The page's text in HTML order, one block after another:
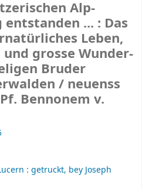
Alp-
entstanden ... : Das
Leben,
grosse Wunder-
Bruder
/ neuenss
Bennonem v.
: getruckt, bey Joseph